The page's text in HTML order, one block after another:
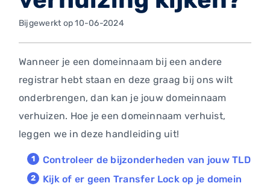
Bijgewerkt op 10-06-2024
Wanneer je een domeinnaam bij een andere
registrar hebt staan en deze graag bij ons wilt
onderbrengen, dan kan je jouw domeinnaam
verhuizen. Hoe je een domeinnaam verhuist,
leggen we in deze handleiding uit!
Controleer de bijzonderheden van jouw TLD
Kijk of er geen Transfer Lock op je domein